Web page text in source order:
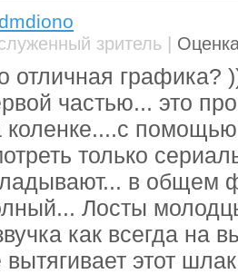
зритель |
отличная графика?
частью... это
коленке....с
только
в общем
Лосты
как всегда на
вытягивает этот